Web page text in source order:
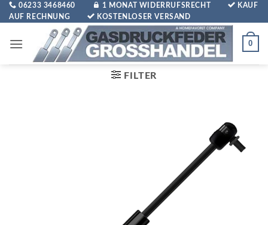
Zum
Inhalt
06233 3468460 1 MONAT WIDERRUFSRECHT
KAUF
AUF RECHNUNG
KOSTENLOSER VERSAND
0
FILTER